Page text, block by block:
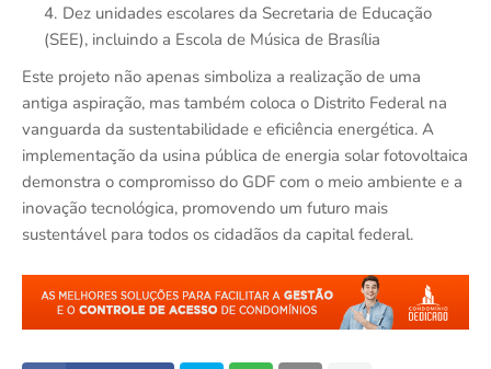
Dez unidades escolares da Secretaria de Educação
(SEE), incluindo a Escola de Música de Brasília
Este projeto não apenas simboliza a realização de uma
antiga aspiração, mas também coloca o Distrito Federal na
vanguarda da sustentabilidade e eficiência energética. A
implementação da usina pública de energia solar fotovoltaica
demonstra o compromisso do GDF com o meio ambiente e a
inovação tecnológica, promovendo um futuro mais
sustentável para todos os cidadãos da capital federal.